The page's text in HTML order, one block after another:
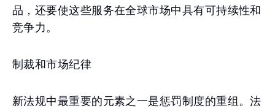
品，还要使这些服务在全球市场中具有可持续性和
竞争力。
制裁和市场纪律
新法规中最重要的元素之一是惩罚制度的重组。法